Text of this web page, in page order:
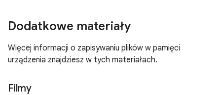
Dodatkowe materiały
Więcej informacji o zapisywaniu plików w pamięci
urządzenia znajdziesz w tych materiałach.
Filmy